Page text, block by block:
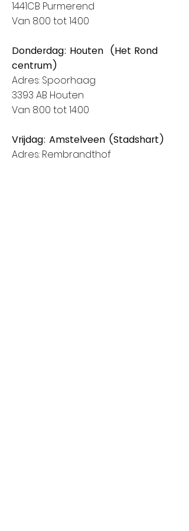
1441CB Purmerend
Van 8:00 tot 14:00
Donderdag: Houten (Het Rond
centrum)
Adres: Spoorhaag
3393 AB Houten
Van 8:00 tot 14:00
Vrijdag: Amstelveen (Stadshart)
Adres: Rembrandthof